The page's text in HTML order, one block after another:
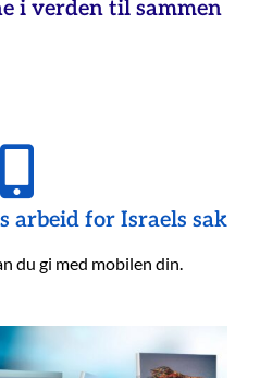
i verden til sammen
arbeid for Israels sak
du gi med mobilen din.